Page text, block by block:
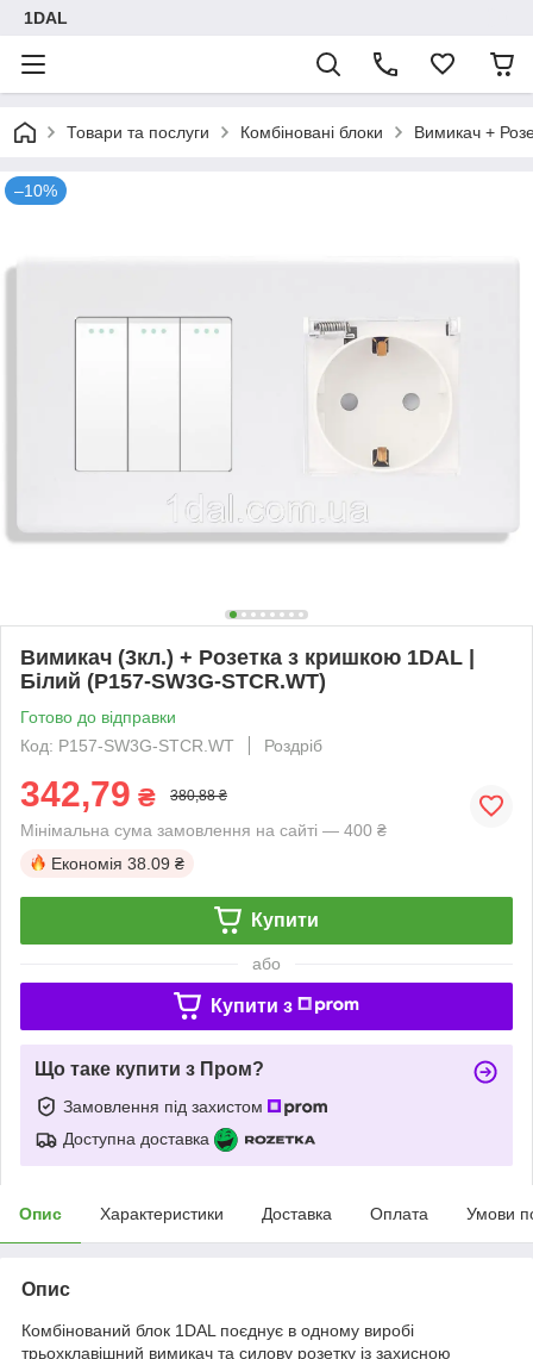
1DAL
Товари та послуги Комбіновані блоки Вимикач +
–10%
Вимикач (3кл.) + Розетка з кришкою 1DAL |
Білий (P157-SW3G-STCR.WT)
Готово до відправки
Код: P157-SW3G-STCR.WT
Роздріб
342,79 ₴ 380,88 ₴
Мінімальна сума замовлення на сайті — 400 ₴
Економія 38.09 ₴
Купити
або
Купити з
Що таке купити з Пром?
Замовлення під захистом
Доступна доставка
Опис Характеристики Доставка Оплата Умови
Опис
Комбінований блок 1DAL поєднує в одному виробі
трьохклавішний вимикач та силову розетку із захисною